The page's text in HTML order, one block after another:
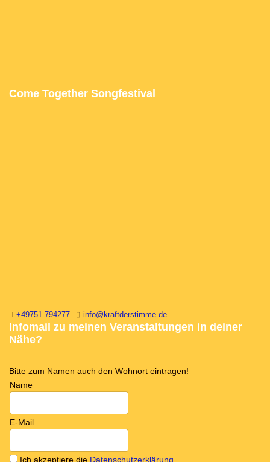
Come Together Songfestival
+49751 794277 info@kraftderstimme.de
Infomail zu meinen Veranstaltungen in deiner
Nähe?
Bitte zum Namen auch den Wohnort eintragen!
Name
E-Mail
Ich akzeptiere die Datenschutzerklärung